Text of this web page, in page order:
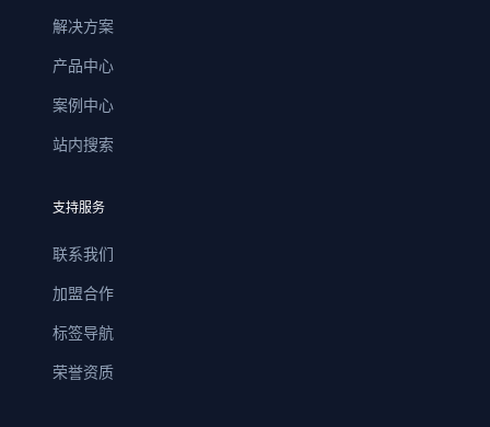
解决方案
产品中心
案例中心
站内搜索
支持服务
联系我们
加盟合作
标签导航
荣誉资质